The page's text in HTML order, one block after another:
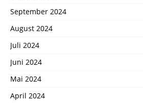
September 2024
August 2024
Juli 2024
Juni 2024
Mai 2024
April 2024